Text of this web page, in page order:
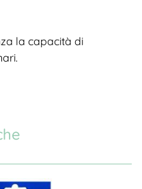
la capacità di